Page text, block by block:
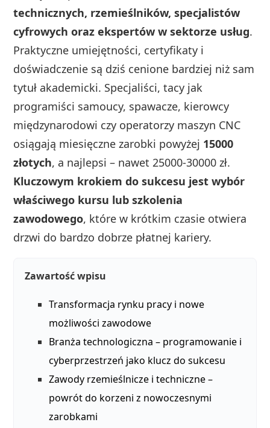
technicznych, rzemieślników, specjalistów
cyfrowych oraz ekspertów w sektorze usług.
Praktyczne umiejętności, certyfikaty i
doświadczenie są dziś cenione bardziej niż sam
tytuł akademicki. Specjaliści, tacy jak
programiści samoucy, spawacze, kierowcy
międzynarodowi czy operatorzy maszyn CNC
osiągają miesięczne zarobki powyżej 15000
złotych, a najlepsi – nawet 25000-30000 zł.
Kluczowym krokiem do sukcesu jest wybór
właściwego kursu lub szkolenia
zawodowego, które w krótkim czasie otwiera
drzwi do bardzo dobrze płatnej kariery.
Zawartość wpisu
Transformacja rynku pracy i nowe
możliwości zawodowe
Branża technologiczna – programowanie i
cyberprzestrzeń jako klucz do sukcesu
Zawody rzemieślnicze i techniczne –
powrót do korzeni z nowoczesnymi
zarobkami